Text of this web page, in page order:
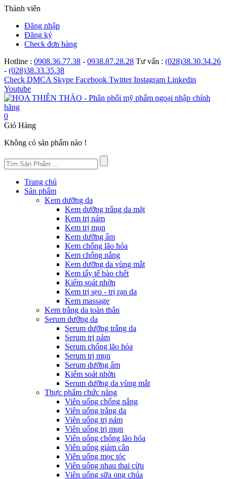
Thành viên
Đăng nhập
Đăng ký
Check đơn hàng
Hotline : 0908.36.77.38 - 0938.87.28.28 Tư vấn : (028)38.30.34.26
- (028)38.33.35.38
Check DMCA Skype Facebook Twitter Instagram Linkedin
Youtube
0
Giỏ Hàng
Không có sản phẩm nào !
Trang chủ
Sản phẩm
Kem dưỡng da
Kem dưỡng trắng da mặt
Kem trị nám
Kem trị mụn
Kem dưỡng ẩm
Kem chống lão hóa
Kem chống nắng
Kem dưỡng da vùng mắt
Kem tẩy tế bào chết
Kiểm soát nhờn
Kem trị sẹo - trị rạn da
Kem massage
Kem trắng da toàn thân
Serum dưỡng da
Serum dưỡng trắng da
Serum trị nám
Serum chống lão hóa
Serum trị mụn
Serum dưỡng ẩm
Kiểm soát nhờn
Serum dưỡng da vùng mắt
Thực phẩm chức năng
Viên uống chống nắng
Viên uống trắng da
Viên uống trị nám
Viên uống trị mụn
Viên uống chống lão hóa
Viên uống giảm cân
Viên uống mọc tóc
Viên uống nhau thai cừu
Viên uống sữa ong chúa